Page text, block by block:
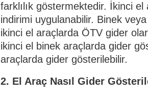
farklılık göstermektedir. İkinci
indirimi uygulanabilir. Binek
ikinci el araçlarda ÖTV gider
ikinci el binek araçlarda gider
araçlarda gider gösterilebilir.
2. El Araç Nasıl Gider